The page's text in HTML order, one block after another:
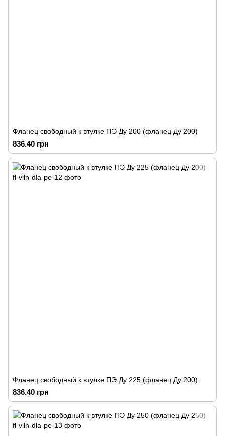
Фланец свободный к втулке ПЭ Ду 200 (фланец Ду 200)
836.40 грн
Фланец свободный к втулке ПЭ Ду 225 (фланец Ду 200)
836.40 грн